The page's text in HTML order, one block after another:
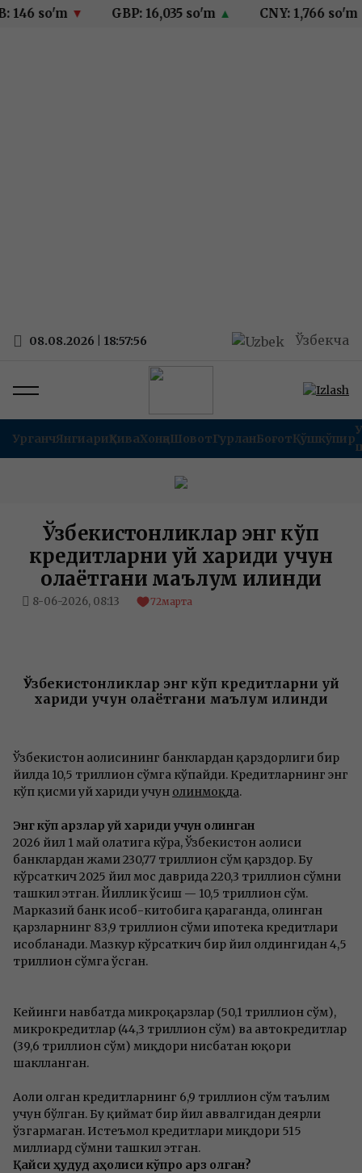
146 so'm▼ GBP: 16,035 so'm▲ CNY: 1,766 so'm▲
08.08.2026 | 18:57:56 Ўзбекча
УрганчЯнгиариқХиваХонқаШовотГурланБоғотҚўшкўпир
Ўзбекистонликлар энг кўп
кредитларни уй хариди учун
олаётгани маълум қилинди
8-06-2026, 08:13 72марта
Ўзбекистонликлар энг кўп кредитларни уй
хариди учун олаётгани маълум қилинди
Ўзбекистон аҳолисининг банклардан қарздорлиги бир
йилда 10,5 триллион сўмга кўпайди. Кредитларнинг энг
кўп қисми уй хариди учун олинмоқда.
Энг кўп қарзлар уй хариди учун олинган
2026 йил 1 май ҳолатига кўра, Ўзбекистон аҳолиси
банклардан жами 230,77 триллион сўм қарздор. Бу
кўрсаткич 2025 йил мос даврида 220,3 триллион сўмни
ташкил этган. Йиллик ўсиш — 10,5 триллион сўм.
Марказий банк ҳисоб-китобига қараганда, олинган
қарзларнинг 83,9 триллион сўми ипотека кредитлари
ҳисобланади. Мазкур кўрсаткич бир йил олдингидан 4,5
триллион сўмга ўсган.
Кейинги навбатда микроқарзлар (50,1 триллион сўм),
микрокредитлар (44,3 триллион сўм) ва автокредитлар
(39,6 триллион сўм) миқдори нисбатан юқори
шаклланган.
Аҳоли олган кредитларнинг 6,9 триллион сўм таълим
учун бўлган. Бу қиймат бир йил аввалгидан деярли
ўзгармаган. Истеъмол кредитлари миқдори 515
миллиард сўмни ташкил этган.
Қайси ҳудуд аҳолиси кўпроқ қарз олган?